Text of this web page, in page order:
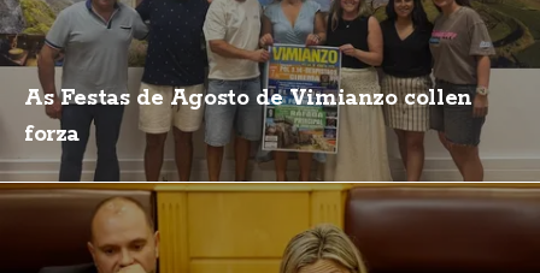
As Festas de Agosto de Vimianzo collen
forza